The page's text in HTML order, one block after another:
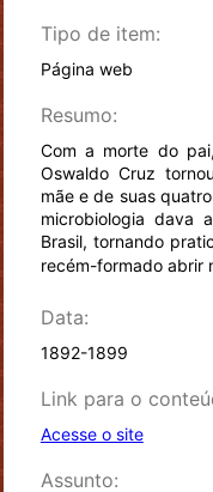
Tipo de item:
Página web
Resumo:
Com a morte do
Oswaldo Cruz
mãe e de suas
microbiologia dava
Brasil, tornando
recém-formado abrir
Data:
1892-1899
Link para o
Acesse o site
Assunto: